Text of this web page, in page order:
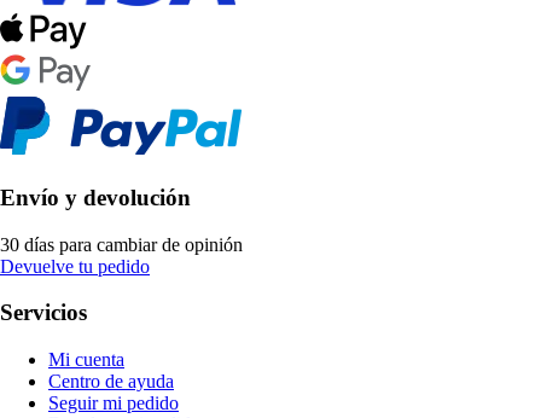
Envío y devolución
30 días para cambiar de opinión
Devuelve tu pedido
Servicios
Mi cuenta
Centro de ayuda
Seguir mi pedido